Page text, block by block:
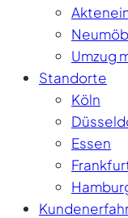
Umzug
Standorte
Köln
Essen